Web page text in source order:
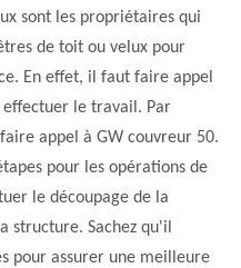
sont les propriétaires qui
de toit ou velux pour
En effet, il faut faire appel
le travail. Par
appel à GW couvreur 50.
pour les opérations de
le découpage de la
structure. Sachez qu'il
pour assurer une meilleure